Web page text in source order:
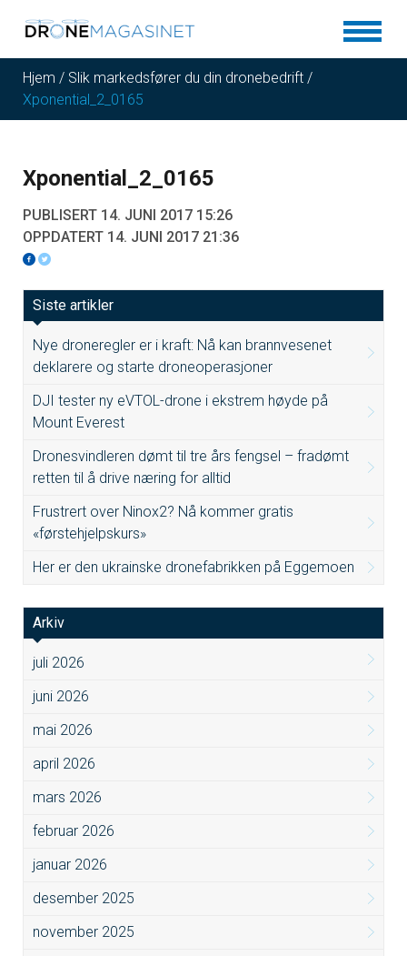
Hjem / Slik markedsfører du din dronebedrift /
Xponential_2_0165
Xponential_2_0165
PUBLISERT 14. JUNI 2017 15:26
OPPDATERT 14. JUNI 2017 21:36
Siste artikler
Nye droneregler er i kraft: Nå kan brannvesenet
deklarere og starte droneoperasjoner
DJI tester ny eVTOL-drone i ekstrem høyde på
Mount Everest
Dronesvindleren dømt til tre års fengsel – fradømt
retten til å drive næring for alltid
Frustrert over Ninox2? Nå kommer gratis
«førstehjelpskurs»
Her er den ukrainske dronefabrikken på Eggemoen
Arkiv
juli 2026
juni 2026
mai 2026
april 2026
mars 2026
februar 2026
januar 2026
desember 2025
november 2025